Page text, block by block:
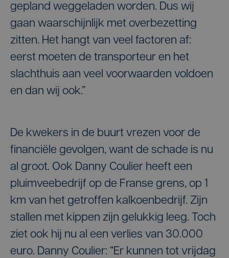
gepland weggeladen worden. Dus wij
gaan waarschijnlijk met overbezetting
zitten. Het hangt van veel factoren af:
eerst moeten de transporteur en het
slachthuis aan veel voorwaarden voldoen
en dan wij ook.”
De kwekers in de buurt vrezen voor de
financiële gevolgen, want de schade is nu
al groot. Ook Danny Coulier heeft een
pluimveebedrijf op de Franse grens, op 1
km van het getroffen kalkoenbedrijf. Zijn
stallen met kippen zijn gelukkig leeg. Toch
ziet ook hij nu al een verlies van 30.000
euro. Danny Coulier: “Er kunnen tot vrijdag